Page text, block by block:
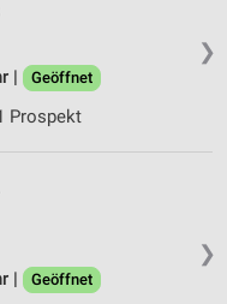
❯
|
Geöffnet
Prospekt
❯
|
Geöffnet
von